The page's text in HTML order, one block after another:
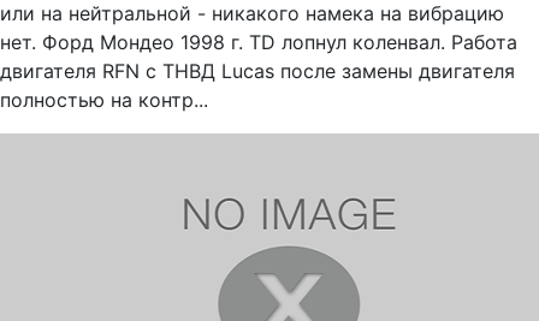
или на нейтральной - никакого намека на вибрацию
нет. Форд Мондео 1998 г. TD лопнул коленвал. Работа
двигателя RFN с ТНВД Lucas после замены двигателя
полностью на контр...